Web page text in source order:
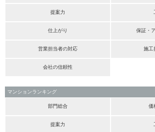
提案力
仕上がり 保証・
営業担当者の対応 施工
会社の信頼性
マンションランキング
部門総合 価
提案力